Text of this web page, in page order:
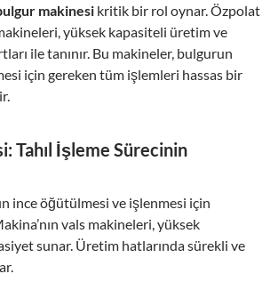
makinesi kritik bir rol oynar. Özpolat
yüksek kapasiteli üretim ve
ile tanınır. Bu makineler, bulgurun
için gereken tüm işlemleri hassas bir
Tahıl İşleme Sürecinin
ince öğütülmesi ve işlenmesi için
vals makineleri, yüksek
sunar. Üretim hatlarında sürekli ve